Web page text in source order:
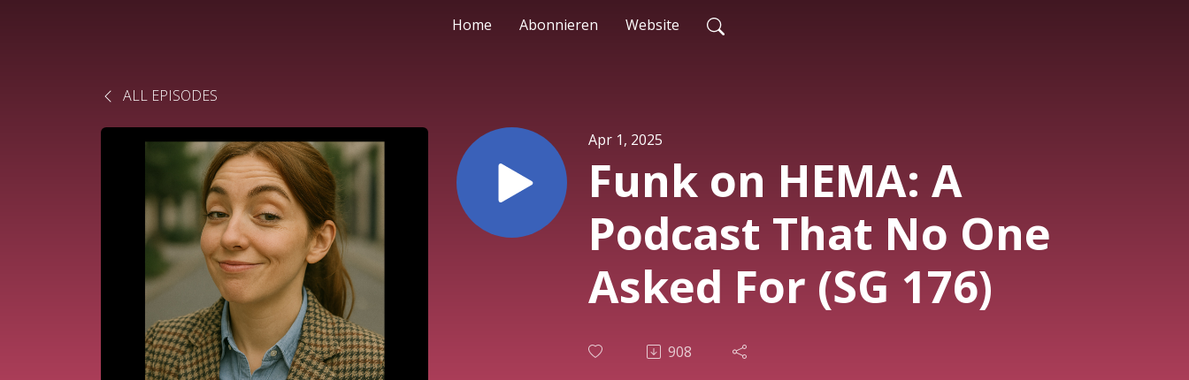
Home Abonnieren Website
ALL EPISODES
Apr 1, 2025
Funk on HEMA: A
Podcast That No One
Asked For (SG 176)
908